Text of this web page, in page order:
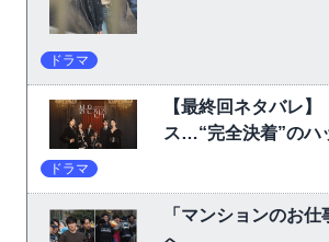
ドラマ
【最終回ネタバレ
ス…“完全決着”のハ
ドラマ
「マンションのお